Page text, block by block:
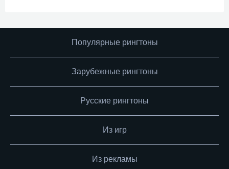
Популярные рингтоны
Зарубежные рингтоны
Русские рингтоны
Из игр
Из рекламы